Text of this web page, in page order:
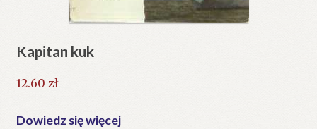
Kapitan kuk
12.60 zł
Dowiedz się więcej